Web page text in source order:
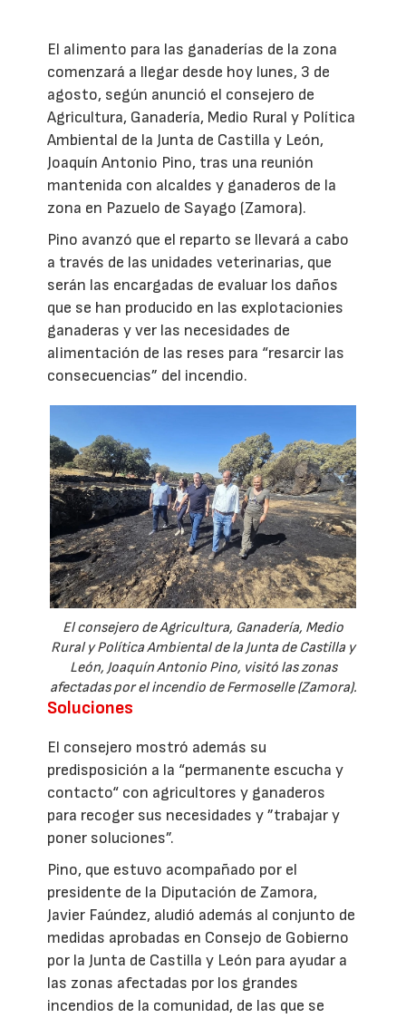
El alimento para las ganaderías de la zona
comenzará a llegar desde hoy lunes, 3 de
agosto, según anunció el consejero de
Agricultura, Ganadería, Medio Rural y Política
Ambiental de la Junta de Castilla y León,
Joaquín Antonio Pino, tras una reunión
mantenida con alcaldes y ganaderos de la
zona en Pazuelo de Sayago (Zamora).
Pino avanzó que el reparto se llevará a cabo
a través de las unidades veterinarias, que
serán las encargadas de evaluar los daños
que se han producido en las explotacionies
ganaderas y ver las necesidades de
alimentación de las reses para “resarcir las
consecuencias” del incendio.
El consejero de Agricultura, Ganadería, Medio
Rural y Política Ambiental de la Junta de Castilla y
León, Joaquín Antonio Pino, visitó las zonas
afectadas por el incendio de Fermoselle (Zamora).
Soluciones
El consejero mostró además su
predisposición a la “permanente escucha y
contacto“ con agricultores y ganaderos
para recoger sus necesidades y ”trabajar y
poner soluciones”.
Pino, que estuvo acompañado por el
presidente de la Diputación de Zamora,
Javier Faúndez, aludió además al conjunto de
medidas aprobadas en Consejo de Gobierno
por la Junta de Castilla y León para ayudar a
las zonas afectadas por los grandes
incendios de la comunidad, de las que se